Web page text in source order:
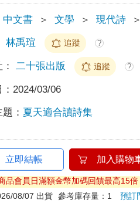
中文書 ＞ 文學 ＞ 現代詩 ＞
林禹瑄 追蹤 ?
二十張出版 追蹤 ?
2024/03/06
： 夏天適合讀詩集
立即結帳 加入購物
品會員日滿額金幣加碼回饋最高15倍
08/07 出貨 參考庫存量：1預訂